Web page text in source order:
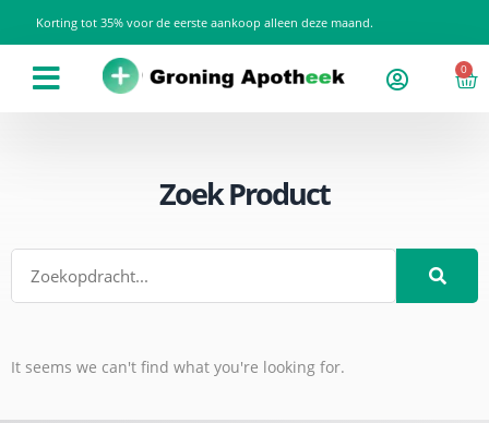
Korting tot 35% voor de eerste aankoop alleen deze maand.
0
Zoek Product
It seems we can't find what you're looking for.